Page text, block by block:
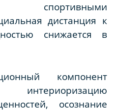
спортивными
дистанция к
снижается в
компонент
осознание